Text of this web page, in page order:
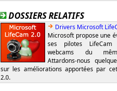
DOSSIERS RELATIFS
Drivers Microsoft
Microsoft propose une
ses pilotes
webcams du
Attardons-nous
sur les améliorations apportées par
2.0.